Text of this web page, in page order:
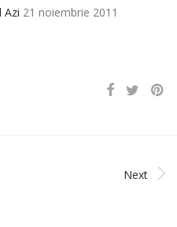
Azi 21 noiembrie 2011
Next